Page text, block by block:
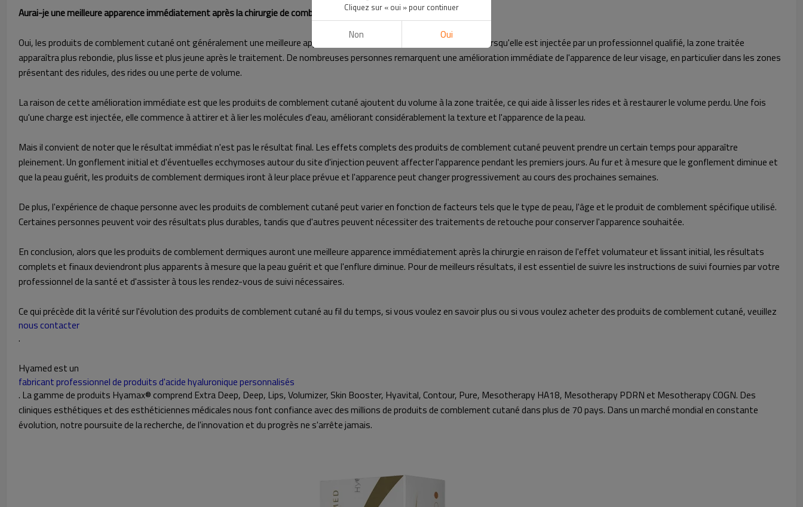
Aurai-je une meilleure apparence immédiatement après la chirurgie de comblement dermique ?
Oui, les produits de comblement cutané ont généralement une meilleure apparence immédiatement après la chirurgie. Lorsqu'elle est injectée par un professionnel qualifié, la zone traitée
apparaîtra plus rebondie, plus lisse et plus jeune après le traitement. De nombreuses personnes remarquent une amélioration immédiate de l'apparence de leur visage, en particulier dans les zones
présentant des ridules, des rides ou une perte de volume.
La raison de cette amélioration immédiate est que les produits de comblement cutané ajoutent du volume à la zone traitée, ce qui aide à lisser les rides et à restaurer le volume perdu. Une fois
qu'une charge est injectée, elle commence à attirer et à lier les molécules d'eau, améliorant considérablement la texture et l'apparence de la peau.
Mais il convient de noter que le résultat immédiat n'est pas le résultat final. Les effets complets des produits de comblement cutané peuvent prendre un certain temps pour apparaître
pleinement. Un gonflement initial et d'éventuelles ecchymoses autour du site d'injection peuvent affecter l'apparence pendant les premiers jours. Au fur et à mesure que le gonflement diminue et
que la peau guérit, les produits de comblement dermiques iront à leur place prévue et l'apparence peut changer progressivement au cours des prochaines semaines.
De plus, l'expérience de chaque personne avec les produits de comblement cutané peut varier en fonction de facteurs tels que le type de peau, l'âge et le produit de comblement spécifique utilisé.
Certaines personnes peuvent voir des résultats plus durables, tandis que d'autres peuvent nécessiter des traitements de retouche pour conserver l'apparence souhaitée.
En conclusion, alors que les produits de comblement dermiques auront une meilleure apparence immédiatement après la chirurgie en raison de l'effet volumateur et lissant initial, les résultats
complets et finaux deviendront plus apparents à mesure que la peau guérit et que l'enflure diminue. Pour de meilleurs résultats, il est essentiel de suivre les instructions de suivi fournies par votre
professionnel de la santé et d'assister à tous les rendez-vous de suivi nécessaires.
Ce qui précède dit la vérité sur l'évolution des produits de comblement cutané au fil du temps, si vous voulez en savoir plus ou si vous voulez acheter des produits de comblement cutané, veuillez
nous contacter
.
Hyamed est un
fabricant professionnel de produits d'acide hyaluronique personnalisés
. La gamme de produits Hyamax® comprend Extra Deep, Deep, Lips, Volumizer, Skin Booster, Hyavital, Contour, Pure, Mesotherapy HA18, Mesotherapy PDRN et Mesotherapy COGN. Des
cliniques esthétiques et des esthéticiennes médicales nous font confiance avec des millions de produits de comblement cutané dans plus de 70 pays. Dans un marché mondial en constante
évolution, notre poursuite de la recherche, de l'innovation et du progrès ne s'arrête jamais.
Cliquez sur « oui » pour continuer
Non Oui